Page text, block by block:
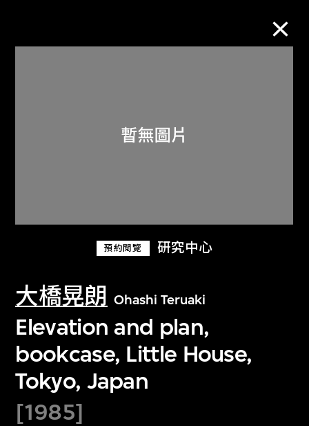
預約閱覽 研究中心
大橋晃朗 Ohashi Teruaki
Elevation and plan,
bookcase, Little House,
Tokyo, Japan
[1985]
關於M+藏品
探索世界頂級的二十及二十一世紀視覺
文化藏品。